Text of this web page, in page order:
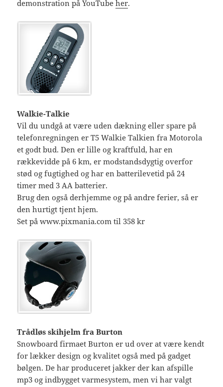
demonstration på YouTubeher.
Walkie-Talkie
Vil du undgå at være uden dækning eller spare på
telefonregningen er T5 Walkie Talkien fra Motorola
et godt bud. Den er lille og kraftfuld, har en
rækkevidde på 6 km, er modstandsdygtig overfor
stød og fugtighed og har en batterilevetid på 24
timer med 3 AA batterier.
Brug den også derhjemme og på andre ferier, så er
den hurtigt tjent hjem.
Set på www.pixmania.com til 358 kr
Trådløs skihjelm fra Burton
Snowboard firmaet Burton er ud over at være kendt
for lækker design og kvalitet også med på gadget
bølgen. De har produceret jakker der kan afspille
mp3 og indbygget varmesystem, men vi har valgt